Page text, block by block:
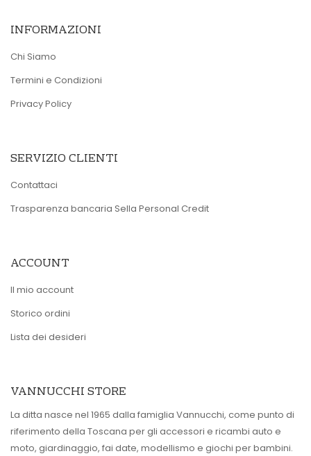
INFORMAZIONI
Chi Siamo
Termini e Condizioni
Privacy Policy
SERVIZIO CLIENTI
Contattaci
Trasparenza bancaria Sella Personal Credit
ACCOUNT
Il mio account
Storico ordini
Lista dei desideri
VANNUCCHI STORE
La ditta nasce nel 1965 dalla famiglia Vannucchi, come punto di
riferimento della Toscana per gli accessori e ricambi auto e
moto, giardinaggio, fai date, modellismo e giochi per bambini.